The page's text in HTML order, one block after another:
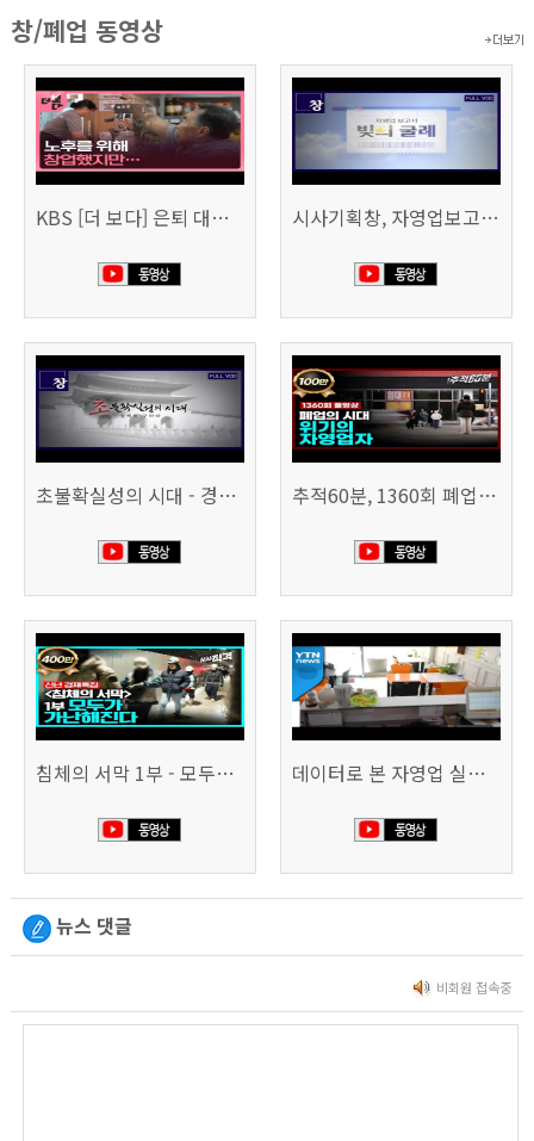
창/폐업 동영상
KBS [더 보다] 은퇴 대신 폐업 시사기획창, 자영업보고서 빚의 굴레 507회 (KBS 25.6.10)
초불확실성의 시대 - 경제를 구하라 494회 (KBS 25.2.11) 추적60분, 1360회 폐업의 시대, 위기의 자영업자
침체의 서막 1부 - 모두가 가난해진다 | 시사직격 신년특집 데이터로 본 자영업 실태 - 매출 '뚝', 장수 업소도 '휘청'
뉴스 댓글
비회원 접속중